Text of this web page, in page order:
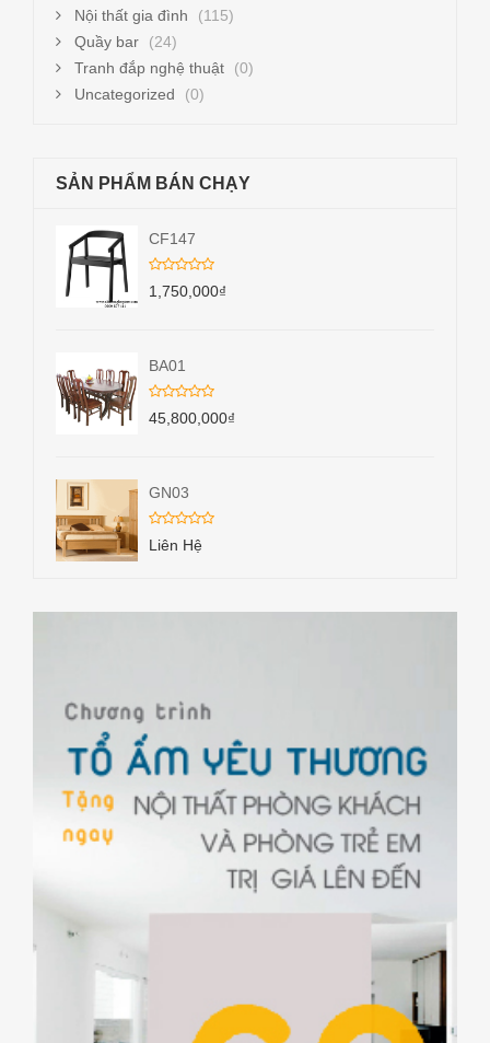
Nội thất gia đình
(115)
Quầy bar
(24)
Tranh đắp nghệ thuật
(0)
Uncategorized
(0)
SẢN PHẨM BÁN CHẠY
CF147
1,750,000₫
BA01
45,800,000₫
GN03
Liên Hệ